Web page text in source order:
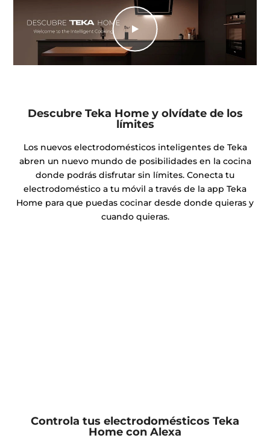
Descubre Teka Home y olvídate de los
límites
Los nuevos electrodomésticos inteligentes de Teka
abren un nuevo mundo de posibilidades en la cocina
donde podrás disfrutar sin límites. Conecta tu
electrodoméstico a tu móvil a través de la app Teka
Home para que puedas cocinar desde donde quieras y
cuando quieras.
Controla tus electrodomésticos Teka
Home con Alexa